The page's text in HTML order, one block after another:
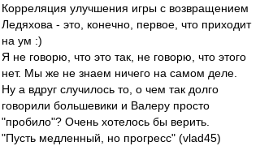
Корреляция улучшения игры с возвращением
Ледяхова - это, конечно, первое, что приходит
на ум :)
Я не говорю, что это так, не говорю, что этого
нет. Мы же не знаем ничего на самом деле.
Ну а вдруг случилось то, о чем так долго
говорили большевики и Валеру просто
"пробило"? Очень хотелось бы верить.
"Пусть медленный, но прогресс" (vlad45)